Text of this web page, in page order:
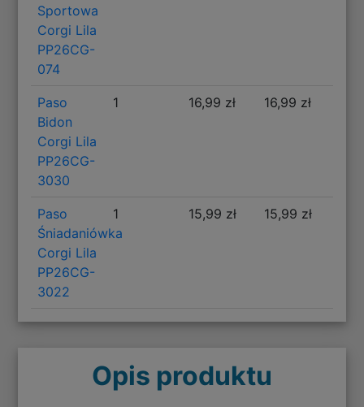
Sportowa
Corgi Lila
PP26CG-
074
Paso
Bidon
Corgi Lila
PP26CG-
3030
1 16,99 zł 16,99 zł
Paso
Śniadaniówka
Corgi Lila
PP26CG-
3022
1 15,99 zł 15,99 zł
Opis produktu